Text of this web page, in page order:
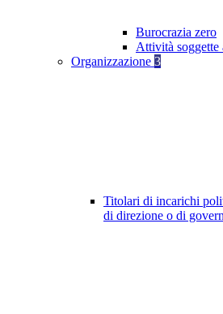
Burocrazia zero
Attività soggette
Organizzazione 3
Titolari di incarichi
di direzione o di